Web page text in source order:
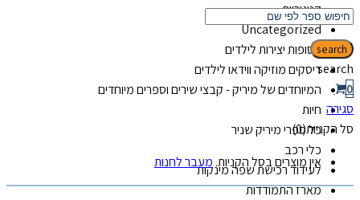
יצירות לילדים
מוזיקה ווידאו לילדים
של מיריק - קבצי שירים וספרים מיוחדים
ספרי מיריק שניר
רכב
רכישת שפה מינקות
התמודדות
מוצרים בסל הקניות.מעבר לחנות